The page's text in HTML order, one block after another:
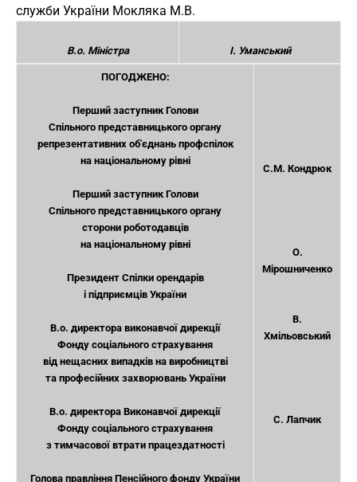
служби України Мокляка М.В.
В.о. Міністра І. Уманський
ПОГОДЖЕНО:
Перший заступник Голови
Спільного представницького органу
репрезентативних об'єднань профспілок
на національному рівні
Перший заступник Голови
Спільного представницького органу
сторони роботодавців
на національному рівні
Президент Спілки орендарів
і підприємців України
В.о. директора виконавчої дирекції
Фонду соціального страхування
від нещасних випадків на виробництві
та професійних захворювань України
В.о. директора Виконавчої дирекції
Фонду соціального страхування
з тимчасової втрати працездатності
Голова правління Пенсійного фонду України
С.М. Кондрюк
О.
Мірошниченко
В.
Хмільовський
С. Лапчик